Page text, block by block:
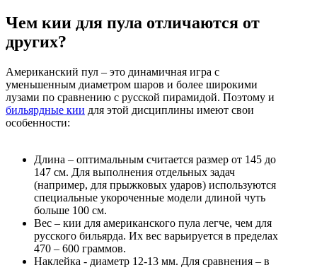
Чем кии для пула отличаются от
других?
Американский пул – это динамичная игра с
уменьшенным диаметром шаров и более широкими
лузами по сравнению с русской пирамидой. Поэтому и
бильярдные кии для этой дисциплины имеют свои
особенности:
Длина – оптимальным считается размер от 145 до
147 см. Для выполнения отдельных задач
(например, для прыжковых ударов) используются
специальные укороченные модели длиной чуть
больше 100 см.
Вес – кии для американского пула легче, чем для
русского бильярда. Их вес варьируется в пределах
470 – 600 граммов.
Наклейка - диаметр 12-13 мм. Для сравнения – в